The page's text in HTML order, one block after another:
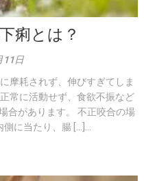
痢とは？
11日
摩耗されず、伸びすぎてしま
常に活動せず、食欲不振など
合があります。 不正咬合の場
に当たり、腸 […]...